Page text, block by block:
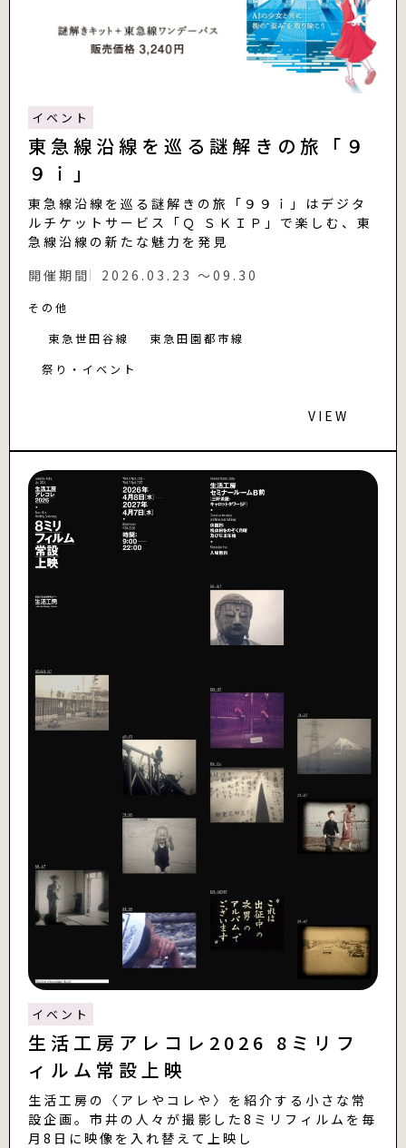
イベント
東急線沿線を巡る謎解きの旅「９
９ｉ」
東急線沿線を巡る謎解きの旅「９９ｉ」はデジタ
ルチケットサービス「Ｑ ＳＫＩＰ」で楽しむ、東
急線沿線の新たな魅力を発見
開催期間
2026.03.23 〜09.30
その他
東急世田谷線
東急田園都市線
祭り・イベント
VIEW
イベント
生活工房アレコレ2026 8ミリフ
ィルム常設上映
生活工房の〈アレやコレや〉を紹介する小さな常
設企画。市井の人々が撮影した8ミリフィルムを毎
月8日に映像を入れ替えて上映し